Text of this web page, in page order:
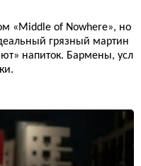
«Middle of Nowhere», но
грязный мартин
напиток. Бармены, усл